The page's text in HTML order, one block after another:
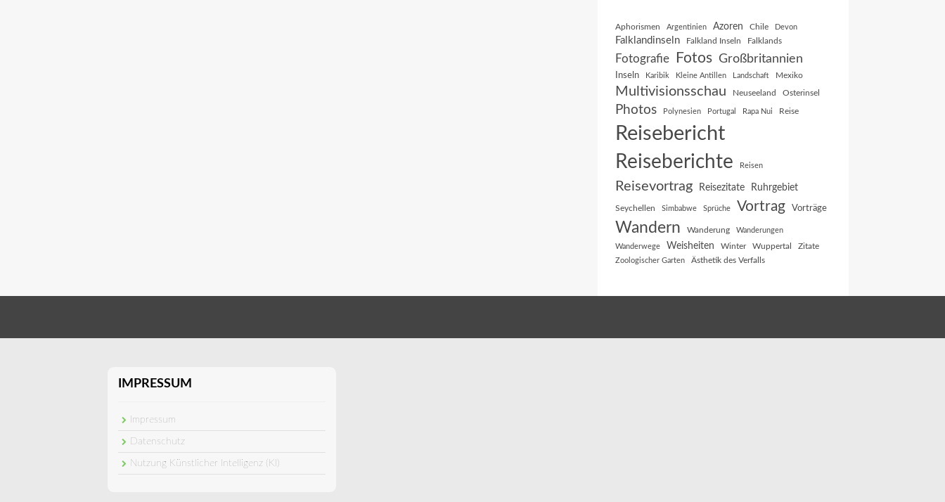
Aphorismen Argentinien Azoren Chile Devon
Falklandinseln Falkland Inseln Falklands
Fotografie Fotos Großbritannien
Inseln Karibik Kleine Antillen Landschaft Mexiko
Multivisionsschau Neuseeland Osterinsel
Photos Polynesien Portugal Rapa Nui Reise
Reisebericht
Reiseberichte Reisen
Reisevortrag Reisezitate Ruhrgebiet
Seychellen Simbabwe Sprüche Vortrag Vorträge
Wandern Wanderung Wanderungen
Wanderwege Weisheiten Winter Wuppertal Zitate
Zoologischer Garten Ästhetik des Verfalls
IMPRESSUM
Impressum
Datenschutz
Nutzung Künstlicher Intelligenz (KI)